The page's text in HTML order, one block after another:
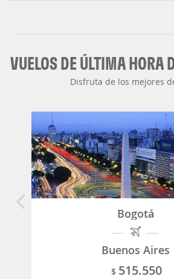
VUELOS DE ÚLTIMA HORA
Disfruta de los mejores
Bogotá
Buenos Aires
$ 515.550